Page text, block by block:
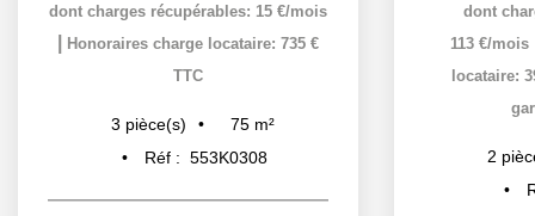
dont charges récupérables: 15 €/mois
Honoraires charge locataire: 735 €
TTC
3 pièce(s) 75 m²
Réf : 553K0308
dont
113 €/mois
locataire:
2